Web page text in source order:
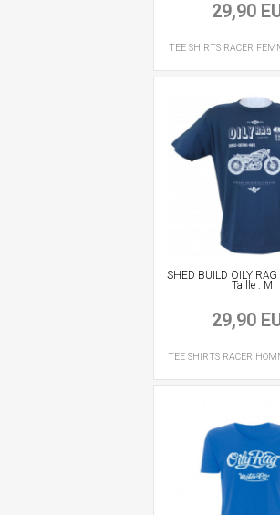
29,90
TEE SHIRTS RACER
SHED BUILD OILY
Taille : M
29,90
TEE SHIRTS RACER